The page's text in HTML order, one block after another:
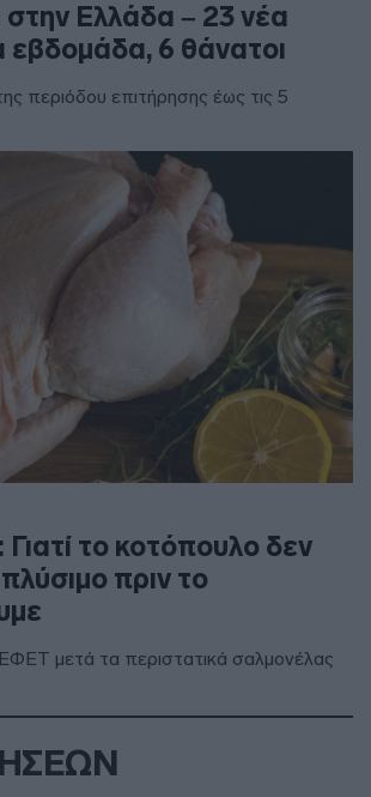
Ελλάδα – 23 νέα
εβδομάδα, 6 θάνατοι
περιόδου επιτήρησης έως τις 5
το κοτόπουλο δεν
πριν το
μετά τα περιστατικά σαλμονέλας